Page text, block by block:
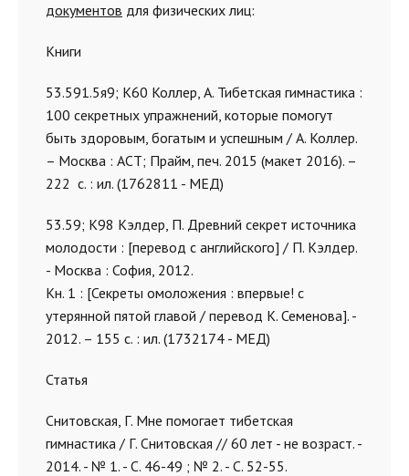
документов для физических лиц:
Книги
53.591.5я9; К60 Коллер, А. Тибетская гимнастика :
100 секретных упражнений, которые помогут
быть здоровым, богатым и успешным / А. Коллер.
– Москва : АСТ; Прайм, печ. 2015 (макет 2016). –
222 с. : ил. (1762811 - МЕД)
53.59; К98 Кэлдер, П. Древний секрет источника
молодости : [перевод с английского] / П. Кэлдер.
- Москва : София, 2012.
Кн. 1 : [Секреты омоложения : впервые! с
утерянной пятой главой / перевод К. Семенова]. -
2012. – 155 с. : ил. (1732174 - МЕД)
Статья
Снитовская, Г. Мне помогает тибетская
гимнастика / Г. Снитовская // 60 лет - не возраст. -
2014. - № 1. - С. 46-49 ; № 2. - С. 52-55.